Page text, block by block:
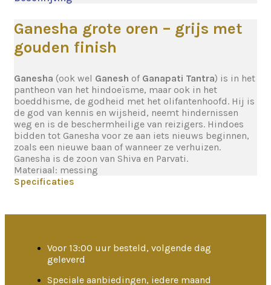
Ganesha grote oren – grijs met
gouden finish
Ganesha (ook wel Ganesh of Ganapati Tantra) is in het
pantheon van het hindoeïsme, maar ook in het
boeddhisme, de godheid met het olifantenhoofd. Hij is
de god van kennis en wijsheid, neemt hindernissen
weg en is de beschermheilige van reizigers. Hindoes
bidden tot Ganesha voor ze aan iets nieuws beginnen,
zoals een nieuwe baan of wanneer ze verhuizen.
Ganesha is de zoon van Shiva en Parvati.
Materiaal: messing
Specificaties
Voor 13:00 uur besteld, volgende dag
geleverd
Speciale aanbiedingen, iedere maand